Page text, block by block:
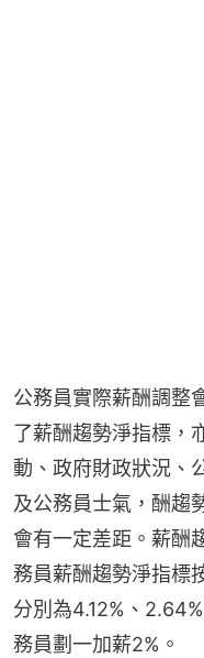
公務員實際薪酬調整
了薪酬趨勢淨指標，
動、政府財政狀況、
及公務員士氣，酬趨
會有一定差距。薪酬
務員薪酬趨勢淨指標
分別為4.12%、
務員劃一加薪2%。